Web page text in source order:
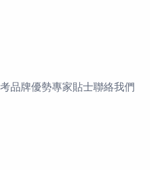
品牌優勢專家貼士聯絡我們